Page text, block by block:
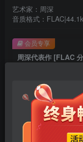
艺术家：周深
音质格式：
周深代表作 [FLAC
￥
年卡会员免
会员专享